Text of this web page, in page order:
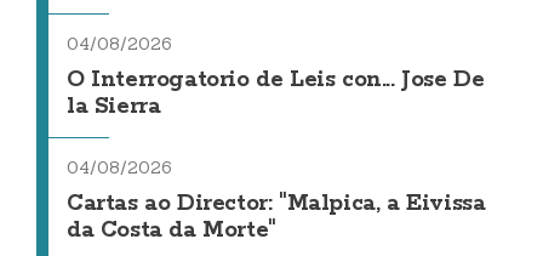
04/08/2026
O Interrogatorio de Leis con... Jose De
la Sierra
04/08/2026
Cartas ao Director: "Malpica, a Eivissa
da Costa da Morte"